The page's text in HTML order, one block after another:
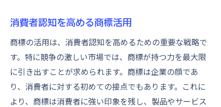
消費者認知を高める商標活用
商標の活用は、消費者認知を高めるための重要な戦略で
す。特に競争の激しい市場では、商標が持つ力を最大限
に引き出すことが求められます。商標は企業の顔であ
り、消費者に対する初めての接点でもあります。これに
より、商標は消費者に強い印象を残し、製品やサービス